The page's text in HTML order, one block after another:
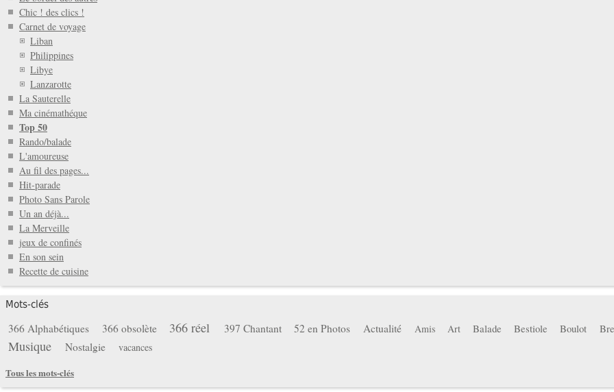
Chic ! des clics !
Carnet de voyage
Liban
Philippines
Libye
Lanzarotte
La Sauterelle
Ma cinémathéque
Top 50
Rando/balade
L'amoureuse
Au fil des pages...
Hit-parade
Photo Sans Parole
Un an déjà...
La Merveille
jeux de confinés
En son sein
Recette de cuisine
Mots-clés
366 Alphabétiques 366 obsolète 366 réel 397 Chantant 52 en Photos Actualité Amis Art Balade Bestiole Boulot
Musique Nostalgie
vacances
Tous les mots-clés